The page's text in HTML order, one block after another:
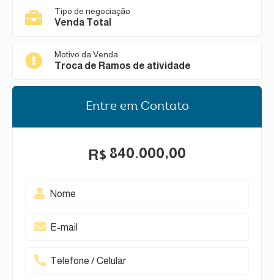
Tipo de negociação
Venda Total
Motivo da Venda
Troca de Ramos de atividade
Entre em Contato
R$ 840.000,00